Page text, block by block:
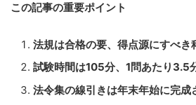
この記事の重要ポイント
法規は合格の要、得点源にすべき
試験時間は105分、1問あたり3.5
法令集の線引きは年末年始に完成